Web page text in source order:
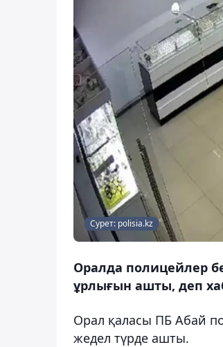
Сурет: polisia.kz
Оралда полицейлер
ұрлығын ашты, деп
Орал қаласы ПБ Абай
жедел түрде ашты.